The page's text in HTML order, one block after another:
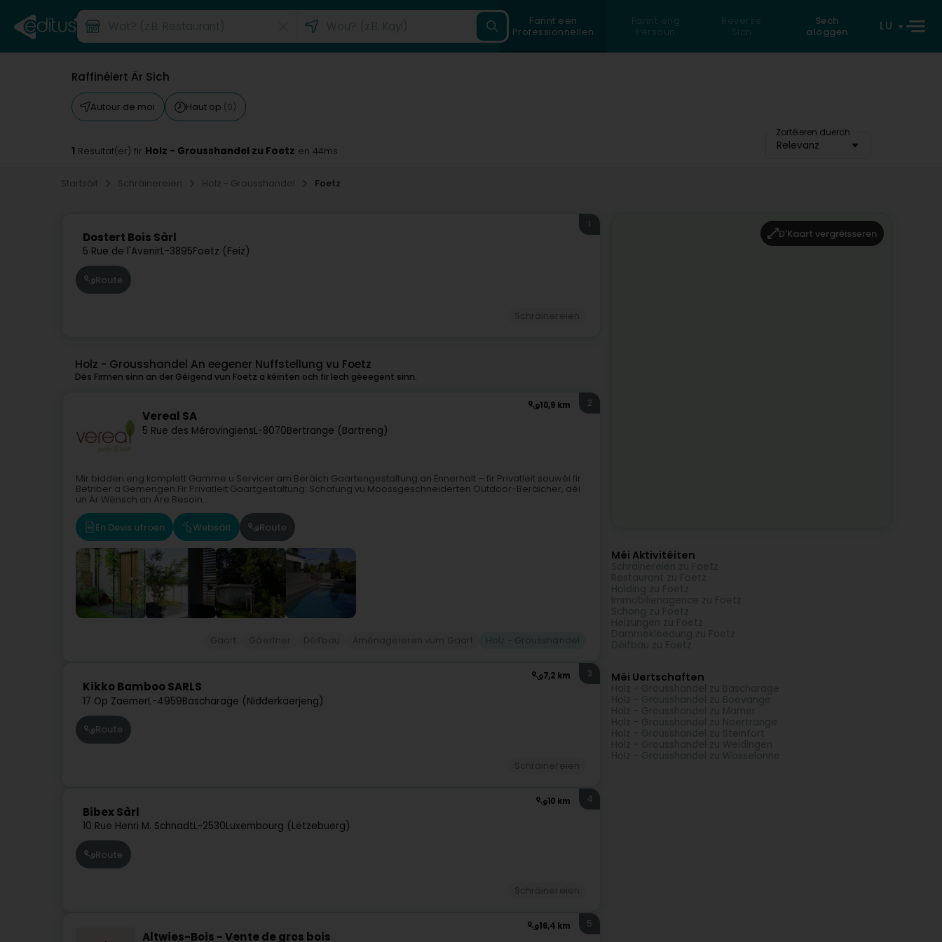
Fannt een
Professionnellen
Fannt eng
Persoun
Reverse
Sich
Sech
aloggen
LU
Raffinéiert Är Sich
Autour de moi Haut op (0)
Zortéieren duerch
Relevanz
1 Resultat(er) fir Holz - Grousshandel zu Foetz en 44ms
Startsäit Schräinereien Holz - Grousshandel Foetz
Dostert Bois Sàrl
5 Rue de l'AvenirL-3895Foetz (Feiz)
1
Route
Holz - Grousshandel An eegener Nuffstellung vu Foetz
Dës Firmen sinn an der Géigend vun Foetz a kéinten och fir Iech gëeegent sinn.
10,9 km
Vereal SA
5 Rue des MérovingiensL-8070Bertrange (Bartreng)
2
Mir bidden eng komplett Gamme u Servicer am Beräich Gaartengestaltung an Ënnerhalt – fir Privatleit souwéi fir
Betriber a Gemengen.Fir Privatleit:Gaartgestaltung: Schafung vu Moossgeschneiderten Outdoor-Beräicher, déi
un Är Wënsch an Äre Besoin...
En Devis ufroen Websäit Route
7,2 km
Kikko Bamboo SARLS
17 Op ZaemerL-4959Bascharage (Nidderkäerjeng)
3
Route
10 km
Bibex Sàrl
10 Rue Henri M. SchnadtL-2530Luxembourg (Lëtzebuerg)
4
Route
16,4 km
Altwies-Bois - Vente de gros bois
5
D'Kaart vergréisseren
Méi Aktivitéiten
Méi Uertschaften